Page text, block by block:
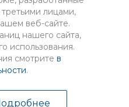
лицами,
веб-сайте.
нашего сайта,
использования.
смотрите в
.